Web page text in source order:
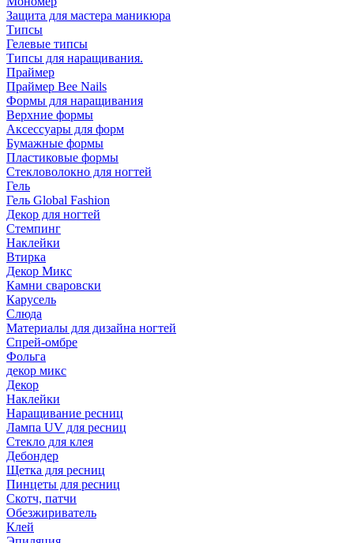
Защита для мастера маникюра
Типсы
Гелевые типсы
Типсы для наращивания.
Праймер
Праймер Bee Nails
Формы для наращивания
Верхние формы
Аксессуары для форм
Бумажные формы
Пластиковые формы
Стекловолокно для ногтей
Гель
Гель Global Fashion
Декор для ногтей
Стемпинг
Наклейки
Втирка
Декор Микс
Камни сваровски
Карусель
Слюда
Материалы для дизайна ногтей
Спрей-омбре
Фольга
декор микс
Декор
Наклейки
Наращивание ресниц
Лампа UV для ресниц
Стекло для клея
Дебондер
Щетка для ресниц
Пинцеты для ресниц
Скотч, патчи
Обезжириватель
Клей